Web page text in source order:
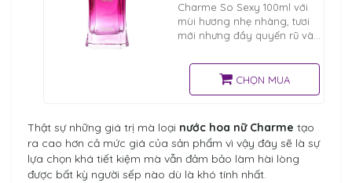
Charme So Sexy 100ml với
mùi hương nhẹ nhàng, tươi
mới nhưng đầy quyến rũ và
mãnh liệt, làm cho cánh đàn
ông luôn say mê, chìm đắm
CHỌN MUA
Thật sự những giá trị mà loại nước hoa nữ Charme tạo
ra cao hơn cả mức giá của sản phẩm vì vậy đây sẽ là sự
lựa chọn khá tiết kiệm mà vẫn đảm bảo làm hài lòng
được bất kỳ người sếp nào dù là khó tính nhất.